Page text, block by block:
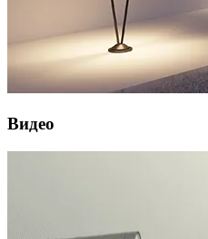
Видео